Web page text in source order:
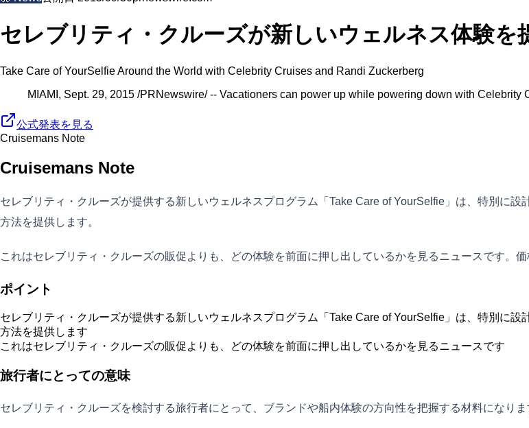
セレブリティ・クルーズが新しいウェルネス体験を
Take Care of YourSelfie Around the World with Celebrity Cruises and Randi Zuckerberg
MIAMI, Sept. 29, 2015 /PRNewswire/ -- Vacationers can power up while powering down with
公式発表を見る
Cruisemans Note
Cruisemans Note
セレブリティ・クルーズが提供する新しいウェルネスプログラム「Take Care of YourSelfie」は、特別に
方法を提供します。
これはセレブリティ・クルーズの販促よりも、どの体験を前面に押し出しているかを見るニュースです。
ポイント
セレブリティ・クルーズが提供する新しいウェルネスプログラム「Take Care of YourSelfie」は、特別に
方法を提供します
これはセレブリティ・クルーズの販促よりも、どの体験を前面に押し出しているかを見るニュースです
旅行者にとっての意味
セレブリティ・クルーズを検討する旅行者にとって、ブランドや船内体験の方向性を把握する材料になりま